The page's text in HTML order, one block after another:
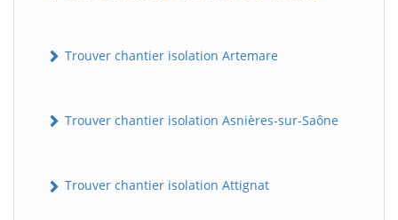
Trouver chantier isolation Artemare
Trouver chantier isolation Asnières-sur-Saône
Trouver chantier isolation Attignat